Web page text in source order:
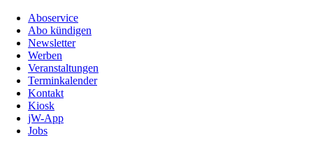
Aboservice
Abo kündigen
Newsletter
Werben
Veranstaltungen
Terminkalender
Kontakt
Kiosk
jW-App
Jobs